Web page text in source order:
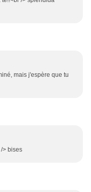
mais j'espère que tu
> bises